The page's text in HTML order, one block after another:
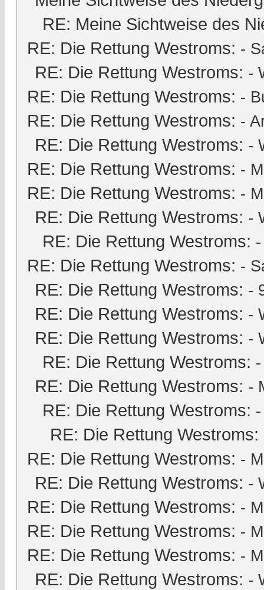
RE: Meine Sichtweise des
RE: Die Rettung Westroms: -
RE: Die Rettung Westroms: -
RE: Die Rettung Westroms: -
RE: Die Rettung Westroms: -
RE: Die Rettung Westroms: -
RE: Die Rettung Westroms: -
RE: Die Rettung Westroms: -
RE: Die Rettung Westroms: -
RE: Die Rettung Westroms:
RE: Die Rettung Westroms: -
RE: Die Rettung Westroms: -
RE: Die Rettung Westroms: -
RE: Die Rettung Westroms: -
RE: Die Rettung Westroms:
RE: Die Rettung Westroms: -
RE: Die Rettung Westroms:
RE: Die Rettung Westroms:
RE: Die Rettung Westroms: -
RE: Die Rettung Westroms: -
RE: Die Rettung Westroms: -
RE: Die Rettung Westroms: -
RE: Die Rettung Westroms: -
RE: Die Rettung Westroms: -